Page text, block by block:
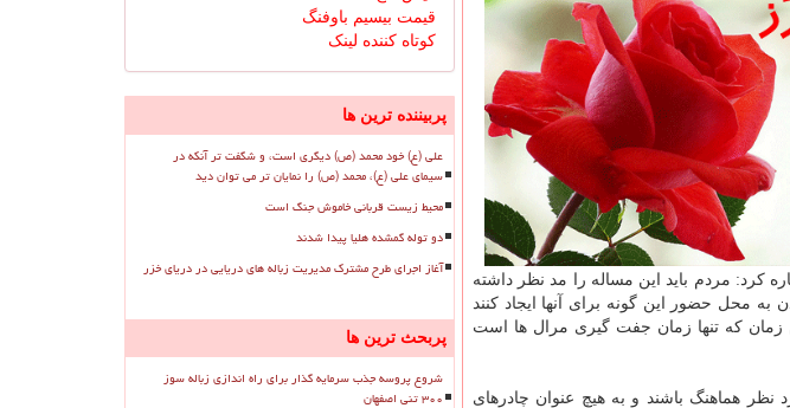
کرد: مردم باید این مساله را مد نظر داشته
محل حضور این گونه برای آنها ایجاد کنند
که تنها زمان جفت گیری مرال ها است
هماهنگ باشند و به هیچ عنوان چادرهای
قیمت بیسیم باوفنگ
کوتاه کننده لینک
پربیننده ترین ها
علی (ع) خود محمد (ص) دیگری است، و شگفت تر آنکه در
سیمای علی (ع)، محمد (ص) را نمایان تر می توان دید
محیط زیست قربانی خاموش جنگ است
دو توله گمشده هلیا پیدا شدند
آغاز اجرای طرح مشترک مدیریت زباله های دریایی در دریای خزر
پربحث ترین ها
شروع پروسه جذب سرمایه گذار برای راه اندازی زباله سوز
۳۰۰ تنی اصفهان